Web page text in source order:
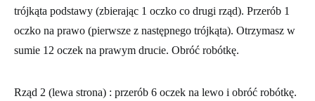
trójkąta podstawy (zbierając 1 oczko co drugi rząd). Przerób 1
oczko na prawo (pierwsze z następnego trójkąta). Otrzymasz w
sumie 12 oczek na prawym drucie. Obróć robótkę.
Rząd 2 (lewa strona) : przerób 6 oczek na lewo i obróć robótkę.